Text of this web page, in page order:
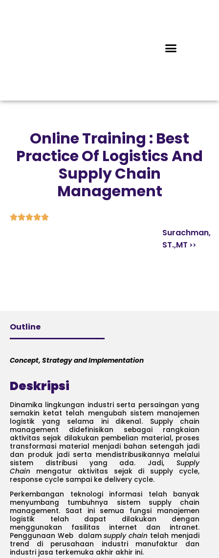
Online Training : Best
Practice Of Logistics And
Supply Chain
Management

Surachman,
ST.,MT
Outline
Concept, Strategy and Implementation
Deskripsi
Dinamika lingkungan industri serta persaingan yang
semakin ketat telah mengubah sistem manajemen
logistik yang selama ini dikenal. Supply chain
management didefinisikan sebagai rangkaian
aktivitas sejak dilakukan pembelian material, proses
transformasi material menjadi bahan setengah jadi
dan produk jadi serta mendistribusikannya melalui
sistem distribusi yang ada. Jadi, Supply
Chain mengatur aktivitas sejak di supply cycle,
response cycle sampai ke delivery cycle.
Perkembangan teknologi informasi telah banyak
menyumbang tumbuhnya sistem supply chain
management. Saat ini semua fungsi manajemen
logistik telah dapat dilakukan dengan
menggunakan fasilitas internet dan intranet.
Penggunaan Web dalamsupply chain telah menjadi
trend di perusahaan industri manufaktur dan
industri jasa terkemuka akhir akhir ini.